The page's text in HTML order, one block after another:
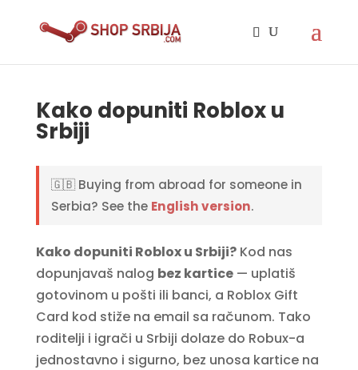
Kako dopuniti Roblox u
Srbiji
🇬🇧 Buying from abroad for someone in
Serbia? See the English version.
Kako dopuniti Roblox u Srbiji?Kod nas
dopunjavaš nalog bez kartice— uplatiš
gotovinom u pošti ili banci, a Roblox Gift
Card kod stiže na email sa računom. Tako
roditelji i igrači u Srbiji dolaze do Robux-a
jednostavno i sigurno, bez unosa kartice na